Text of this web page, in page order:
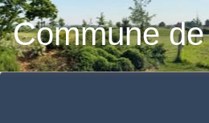
Commune